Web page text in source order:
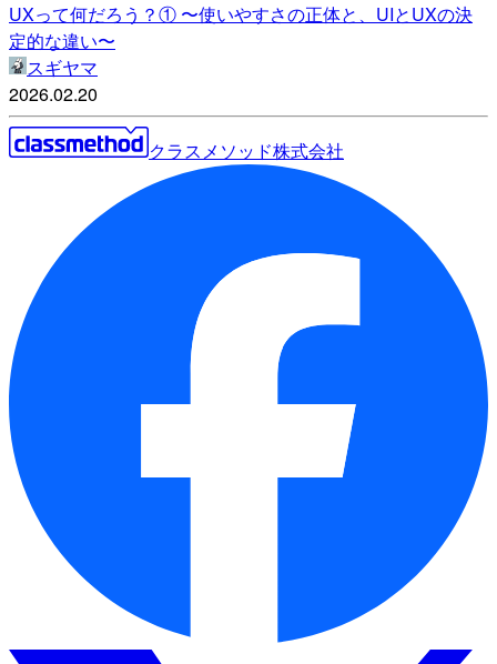
UXって何だろう？① 〜使いやすさの正体と、UIとUXの決
定的な違い〜
スギヤマ
2026.02.20
クラスメソッド株式会社